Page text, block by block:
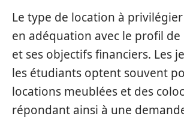
Le type de location à
en adéquation avec le profil de
et ses objectifs financiers. Les
les étudiants optent souvent
locations meublées et des
répondant ainsi à une